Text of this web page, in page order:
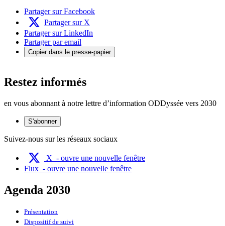
Partager sur Facebook
Partager sur X
Partager sur LinkedIn
Partager par email
Copier dans le presse-papier
Restez informés
en vous abonnant à notre lettre d’information ODDyssée vers 2030
S'abonner
Suivez-nous sur les réseaux sociaux
X - ouvre une nouvelle fenêtre
Flux - ouvre une nouvelle fenêtre
Agenda 2030
Présentation
Dispositif de suivi